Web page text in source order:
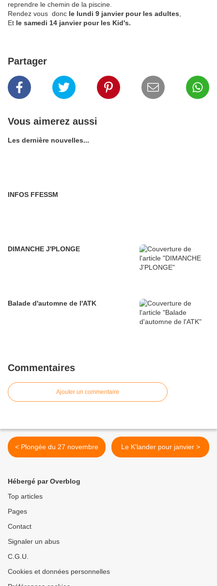
reprendre le chemin de la piscine.
Rendez vous donc le lundi 9 janvier pour les adultes
Et le samedi 14 janvier pour les Kid's.
Partager
Vous aimerez aussi
Les dernière nouvelles...
INFOS FFESSM
DIMANCHE J'PLONGE
Balade d'automne de l'ATK
Commentaires
Ajouter un commentaire
< Plongée du 27 novembre Le K'lander pour janvier >
Hébergé par Overblog
Top articles
Pages
Contact
Signaler un abus
C.G.U.
Cookies et données personnelles